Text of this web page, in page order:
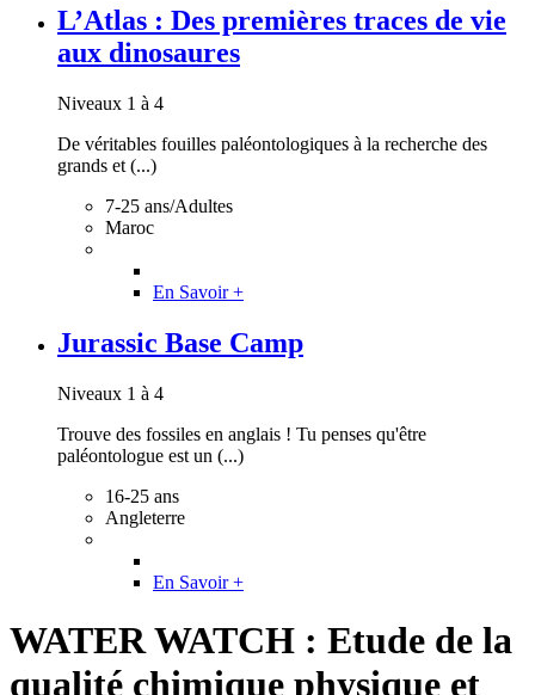
L’Atlas : Des premières traces de vie
aux dinosaures
Niveaux 1 à 4
De véritables fouilles paléontologiques à la recherche des
grands et (...)
7-25 ans/Adultes
Maroc
En Savoir +
Jurassic Base Camp
Niveaux 1 à 4
Trouve des fossiles en anglais ! Tu penses qu'être
paléontologue est un (...)
16-25 ans
Angleterre
En Savoir +
WATER WATCH : Etude de la
qualité chimique physique et